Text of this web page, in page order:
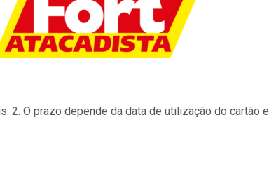
2. O prazo depende da data de utilização do cartão e